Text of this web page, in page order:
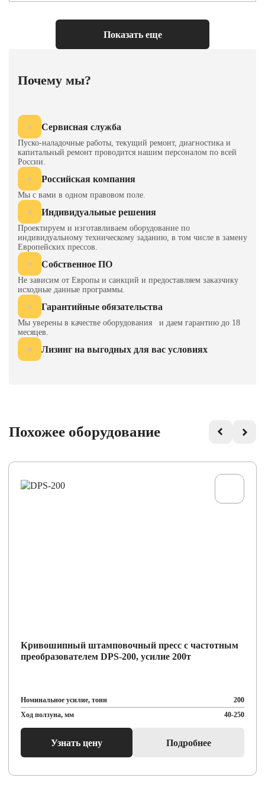
плиты ExF, mm
Боковое окно, mm 900×600
Показать еще
Почему мы?
Сервисная служба
Пуско-наладочные работы, текущий ремонт, диагностика и
капитальный ремонт проводится нашим персоналом по всей
России.
Российская компания
Мы с вами в одном правовом поле.
Индивидуальные решения
Проектируем и изготавливаем оборудование по
индивидуальному техническому заданию, в том числе в замену
Европейских прессов.
Собственное ПО
Не зависим от Европы и санкций и предоставляем заказчику
исходные данные программы.
Гарантийные обязательства
Мы уверены в качестве оборудования и даем гарантию до 18
месяцев.
Лизинг на выгодных для вас условиях
Похожее оборудование
Кривошипный штамповочный пресс с частотным
преобразователем DPS-200, усилие 200т
Номинальное усилие, тонн
200
Ход ползуна, мм
40-250
Узнать цену Подробнее